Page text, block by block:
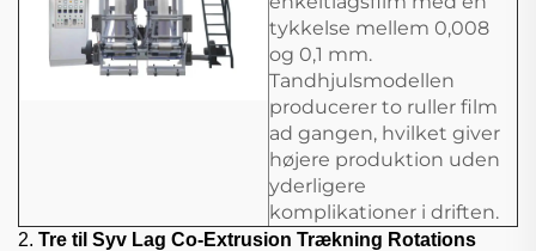
tykkelse mellem 0,008
og 0,1 mm.
Tandhjulsmodellen
producerer to ruller film
ad gangen, hvilket giver
højere produktion uden
yderligere
komplikationer i driften.
2. Tre til Syv Lag Co-Extrusion Trækning Rotations